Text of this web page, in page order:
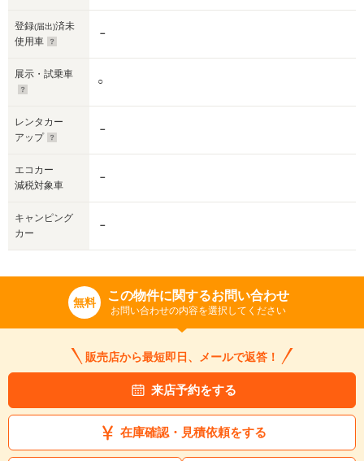
登録(届出)済未
使用車
－
展示・試乗車
○
レンタカー
アップ
－
エコカー
減税対象車
－
キャンピング
カー
－
無料 この物件に関するお問い合わせ
お問い合わせの内容を選択してください
販売店から最短即日、メールで返答！
来店予約をする
在庫確認・見積依頼をする